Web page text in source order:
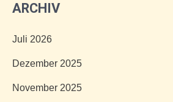
ARCHIV
Juli 2026
Dezember 2025
November 2025